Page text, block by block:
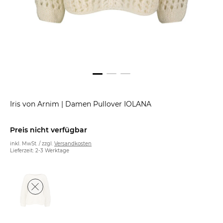
Iris von Arnim | Damen Pullover IOLANA
Preis nicht verfügbar
inkl. MwSt. / zzgl. Versandkosten
Lieferzeit: 2-3 Werktage